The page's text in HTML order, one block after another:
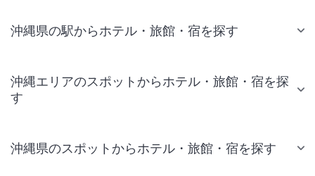
沖縄県の駅からホテル・旅館・宿を探す
沖縄エリアのスポットからホテル・旅館・宿を探
す
沖縄県のスポットからホテル・旅館・宿を探す